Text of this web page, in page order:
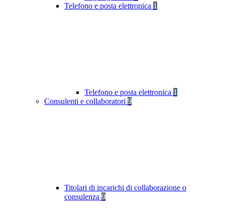
Telefono e posta elettronica 1
Telefono e posta elettronica 1
Consulenti e collaboratori 9
Titolari di incarichi di collaborazione o
consulenza 9